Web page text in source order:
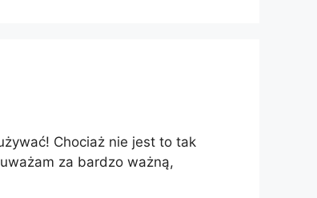
Chociaż nie jest to tak
za bardzo ważną,